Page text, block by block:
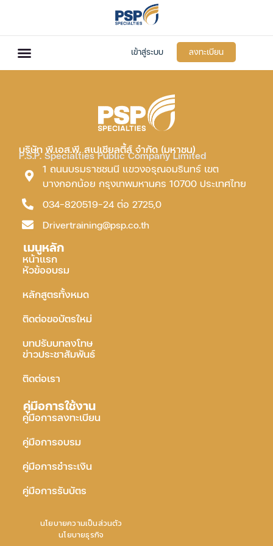
เข้าสู่ระบบ ลงทะเบียน
บริษัท พี.เอส.พี. สเปเชียลตี้ส์ จำกัด (มหาชน)
P.S.P. Specialties Public Company Limited
1 ถนนบรมราชชนนี แขวงอรุณอมรินทร์ เขต
บางกอกน้อย กรุงเทพมหานคร 10700 ประเทศไทย
034-820519-24 ต่อ 2725,0
Drivertraining@psp.co.th
เมนูหลัก
หน้าแรก
หัวข้ออบรม
หลักสูตรทั้งหมด
ติดต่อขอบัตรใหม่
บทปรับบทลงโทษ
ข่าวประชาสัมพันธ์
ติดต่อเรา
คู่มือการใช้งาน
คู่มือการลงทะเบียน
คู่มือการอบรม
คู่มือการชำระเงิน
คู่มือการรับบัตร
นโยบายความเป็นส่วนตัว
นโยบายธุรกิจ